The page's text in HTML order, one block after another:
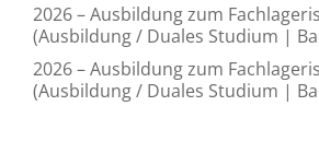
2026 – Ausbildung zum
(Ausbildung / Duales Studium |
2026 – Ausbildung zum
(Ausbildung / Duales Studium |